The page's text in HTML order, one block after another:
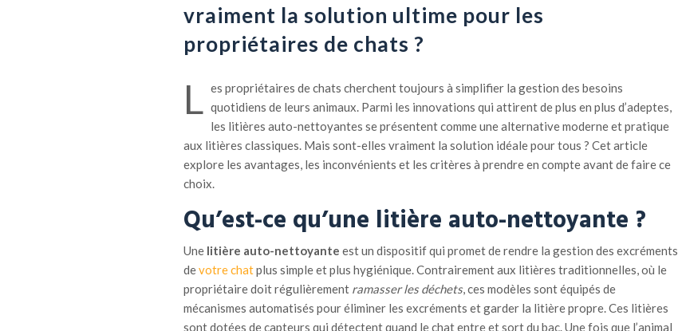
vraiment la solution ultime pour les
propriétaires de chats ?
L es propriétaires de chats cherchent toujours à simplifier la gestion des besoins
quotidiens de leurs animaux. Parmi les innovations qui attirent de plus en plus d’adeptes,
les litières auto-nettoyantes se présentent comme une alternative moderne et pratique
aux litières classiques. Mais sont-elles vraiment la solution idéale pour tous ? Cet article
explore les avantages, les inconvénients et les critères à prendre en compte avant de faire ce
choix.
Qu’est-ce qu’une litière auto-nettoyante ?
Une litière auto-nettoyante est un dispositif qui promet de rendre la gestion des excréments
devotre chatplus simple et plus hygiénique. Contrairement aux litières traditionnelles, où le
propriétaire doit régulièrement ramasser les déchets, ces modèles sont équipés de
mécanismes automatisés pour éliminer les excréments et garder la litière propre. Ces litières
sont dotées de capteurs qui détectent quand le chat entre et sort du bac. Une fois que l’animal